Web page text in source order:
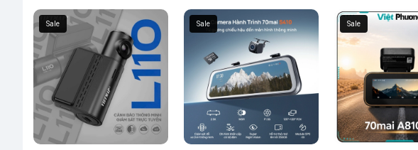
- Chân cắm: H4 - H7 - H11 - 9005 (HB3) - 9006 (HB4)
Sale Sale Sale